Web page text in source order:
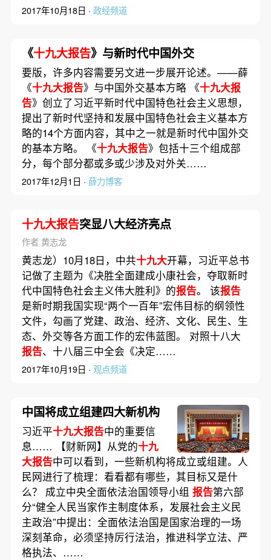
2017年10月18日 · 政经频道
《十九大报告》与新时代中国外交
要版，许多内容需要另文进一步展开论述。——薛
《十九大报告》与中国外交基本方略 《十九大报
告》创立了习近平新时代中国特色社会主义思想，
提出了新时代坚持和发展中国特色社会主义基本方
略的14个方面内容，其中之一就是新时代中国外交
的基本方略。 《十九大报告》包括十三个组成部
分，每个部分都或多或少涉及对外关……
2017年12月1日 · 薛力博客
十九大报告突显八大经济亮点
作者 黄志龙
黄志龙）10月18日，中共十九大开幕，习近平总书
记做了主题为《决胜全面建成小康社会，夺取新时
代中国特色社会主义伟大胜利》的报告。 该报告
是新时期我国实现“两个一百年”宏伟目标的纲领性
文件，勾画了党建、政治、经济、文化、民生、生
态、外交等各方面工作的宏伟蓝图。 对照十八大
报告、十八届三中全会《决定……
2017年10月19日 · 观点频道
中国将成立组建四大新机构
习近平十九大报告中的重要信
息…… 【财新网】从党的十九
大报告中可以看到，一些新机构将成立或组建。人
民网进行了梳理：看看都有哪些，其目标又是什
么？ 成立中央全面依法治国领导小组 报告第六部
分“健全人民当家作主制度体系，发展社会主义民
主政治”中提出：全面依法治国是国家治理的一场
深刻革命，必须坚持厉行法治，推进科学立法、严
格执法、……